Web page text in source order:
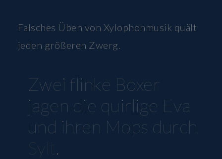
Falsches Üben von Xylophonmusik quält
jeden größeren Zwerg.
Zwei flinke Boxer
jagen die quirlige Eva
und ihren Mops durch
Sylt